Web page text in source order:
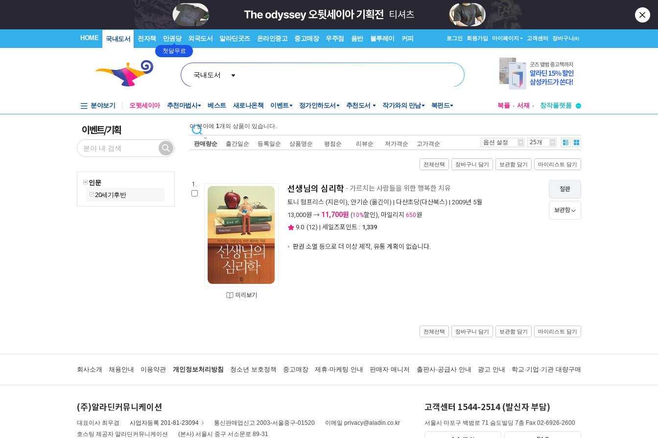
HOME 국내도서 전자책 만권당
첫달무료
외국도서 알라딘굿즈 온라인중고 중고매장 우주점 음반 블루레이 커피 로그인 회원가입 마이페이지 고객센터 장바구니(0)
국내도서
분야보기 오뒷세이아 추천마법사 베스트 새로나온책 이벤트 정가인하도서 추천도서 작가와의 만남 북펀드 북플 서재
창작플랫폼
이벤트/기획
인문
20세기후반
이 분야에 1개의 상품이 있습니다.
판매량순 출간일순 등록일순 상품명순 평점순 리뷰순 저가격순 고가격순 옵션 설정 25개
전체선택 장바구니 담기 보관함 담기 마이리스트 담기
1.
미리보기
선생님의 심리학 - 가르치는 사람들을 위한 행복한 치유
토니 험프리스 (지은이), 안기순 (옮긴이) | 다산초당(다산북스) | 2009년 5월
13,000원 → 11,700원 (10%할인), 마일리지 650원
9.0 (12) | 세일즈포인트 : 1,339
판권 소멸 등으로 더 이상 제작, 유통 계획이 없습니다.
절판
보관함
전체선택 장바구니 담기 보관함 담기 마이리스트 담기
회사소개 채용안내 이용약관 개인정보처리방침 청소년 보호정책 중고매장 제휴·마케팅 안내 판매자 매니저 출판사·공급사 안내 광고 안내 학교·기업·기관 대량구매
(주)알라딘커뮤니케이션
대표이사 최우경 사업자등록 201-81-23094 통신판매업신고 2003-서울중구-01520
이메일 privacy@aladin.co.kr
호스팅 제공자 알라딘커뮤니케이션
(본사) 서울시 중구 서소문로 89-31
고객센터 1544-2514 (발신자 부담)
서울시 마포구 백범로 71 숨도빌딩 7층 Fax 02-6926-2600